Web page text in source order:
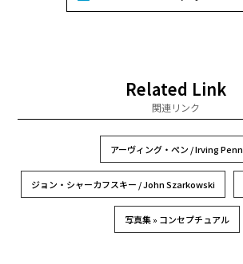
Related Link
関連リンク
アーヴィング・ペン / Irving Penn
ジョン・シャーカフスキー / John Szarkowski
写真集 » コンセプチュアル